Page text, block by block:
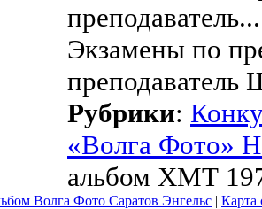
Экзамены по
преподаватель
Рубрики:
«Волга Фото»
альбом ХМТ
Волга Фото Саратов Энгельс | Карта